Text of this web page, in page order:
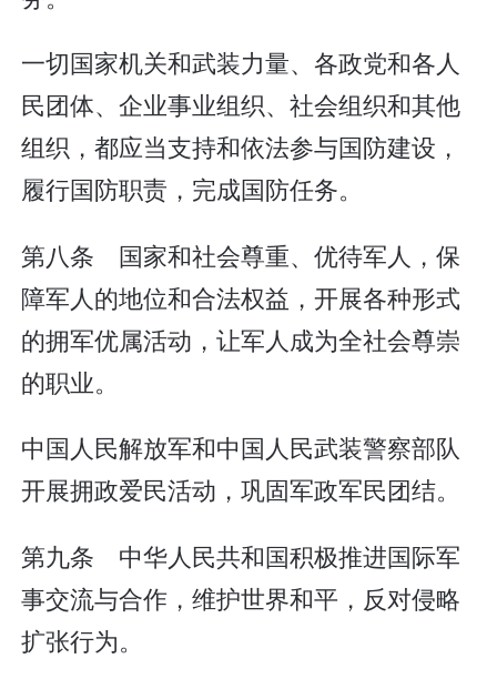
一切国家机关和武装力量、各政党和各人
民团体、企业事业组织、社会组织和其他
组织，都应当支持和依法参与国防建设，
履行国防职责，完成国防任务。
第八条 国家和社会尊重、优待军人，保
障军人的地位和合法权益，开展各种形式
的拥军优属活动，让军人成为全社会尊崇
的职业。
中国人民解放军和中国人民武装警察部队
开展拥政爱民活动，巩固军政军民团结。
第九条 中华人民共和国积极推进国际军
事交流与合作，维护世界和平，反对侵略
扩张行为。